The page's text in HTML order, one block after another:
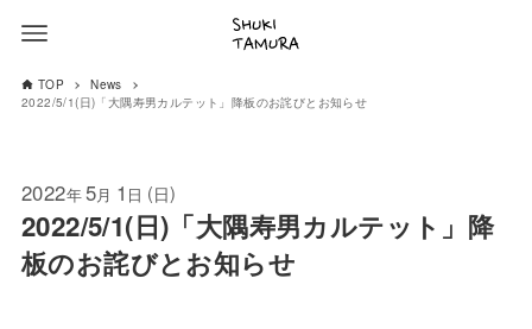
TOP
News
2022/5/1(日)「大隅寿男カルテット」降板のお詫びとお知らせ
2022年 5月 1 日 (日)
2022/5/1(日)「大隅寿男カルテット」降
板のお詫びとお知らせ